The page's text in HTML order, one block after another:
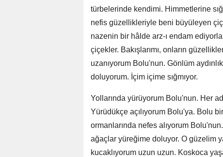
türbelerinde kendimi. Himmetlerine
nefis güzellikleriyle beni büyüleyen
nazenin bir hâlde arz-ı endam
çiçekler. Bakışlarımı, onların
uzanıyorum Bolu'nun. Gönlüm
doluyorum. İçim içime sığmıyor.
Yollarında yürüyorum Bolu'nun. Her
Yürüdükçe açılıyorum Bolu'ya. Bolu
ormanlarında nefes alıyorum
ağaçlar yüreğime doluyor. O güzelim
kucaklıyorum uzun uzun. Koskoca